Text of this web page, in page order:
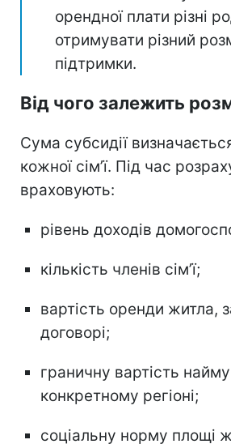
орендної плати різні
отримувати різний
підтримки.
Від чого залежить
Сума субсидії
кожної сім’ї. Під час
враховують:
рівень доходів
кількість членів сім’ї;
вартість оренди житла,
договорі;
граничну вартість
конкретному регіоні;
соціальну норму площі